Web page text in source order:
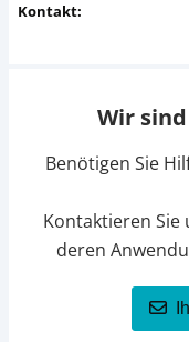
Kontakt:
Wir
Benötigen Sie
Kontaktieren Sie
deren